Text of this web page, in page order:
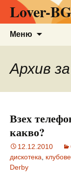
Lover-BG
Меню
Архив
Взех
какво?
12.12.2010
дискотека
клубове
Derby